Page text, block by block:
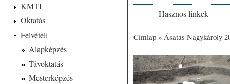
KMTI
Oktatás
Felvételi
Alapképzés
Távoktatás
Mesterképzés
Hasznos linkek
Címlap » Ásatas Nagykároly